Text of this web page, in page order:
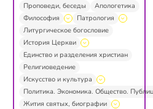
Проповеди, беседы
Апологетика
Философия
Патрология
Литургическое богословие
История Церкви
Единство и разделения христиан
Религиоведение
Искусство и культура
Политика. Экономика. Общество.
Жития святых, биографии